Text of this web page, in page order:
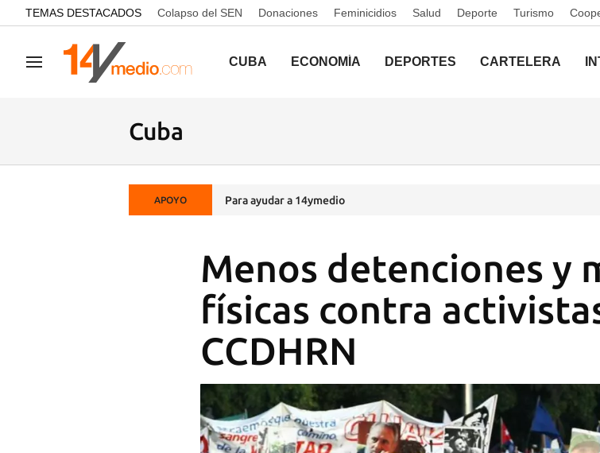
common.go-to-content
TEMAS DESTACADOS Colapso del SEN Donaciones Feminicidios Salud Deporte Turismo
Navegación CUBA ECONOMÍA DEPORTES CARTELERA
Cuba
APOYO Para ayudar a 14ymedio
Menos detenciones y
físicas contra
CCDHRN